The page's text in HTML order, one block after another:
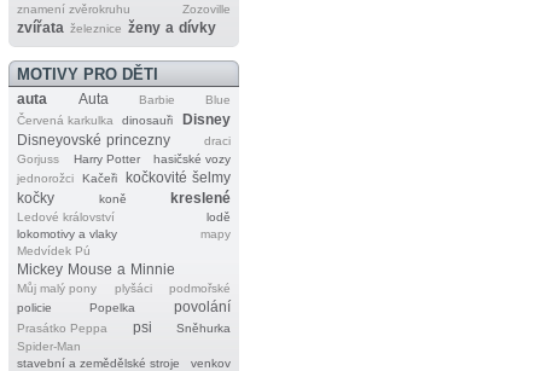
znamení zvěrokruhu
Zozoville
zvířata železnice ženy a dívky
MOTIVY PRO DĚTI
auta Auta Barbie
Blue
Červená karkulka
dinosauři
Disney
Disneyovské princezny
draci
Gorjuss
Harry Potter
hasičské vozy
jednorožci
Kačeři
kočkovité šelmy
kočky
koně kreslené
Ledové království
lodě
lokomotivy a vlaky
mapy
Medvídek Pú
Mickey Mouse a Minnie
Můj malý pony plyšáci
podmořské
policie
Popelka povolání
Prasátko Peppa psi
Sněhurka
Spider‐Man
stavební a zemědělské stroje
venkov